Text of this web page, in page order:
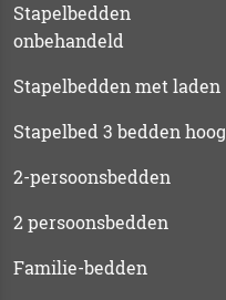
Stapelbedden
onbehandeld
Stapelbedden met laden
Stapelbed 3 bedden hoog
2-persoonsbedden
2 persoonsbedden
Familie-bedden